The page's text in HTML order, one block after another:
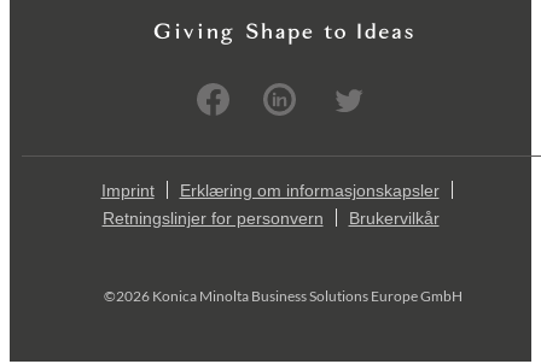
Imprint
Erklæring om informasjonskapsler
Retningslinjer for personvern
Brukervilkår
©2026 Konica Minolta Business Solutions Europe GmbH